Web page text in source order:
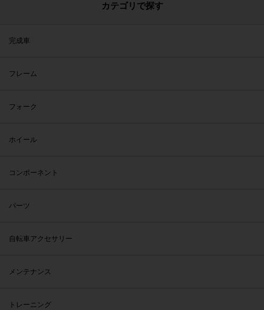
カテゴリで探す
完成車
フレーム
フォーク
ホイール
コンポーネント
パーツ
自転車アクセサリー
メンテナンス
トレーニング